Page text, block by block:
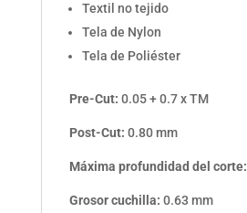
Textil no tejido
Tela de Nylon
Tela de Poliéster
Pre-Cut: 0.05 + 0.7 xTM
Post-Cut: 0.80 mm
Máxima profundidad del corte:
Grosor cuchilla: 0.63 mm